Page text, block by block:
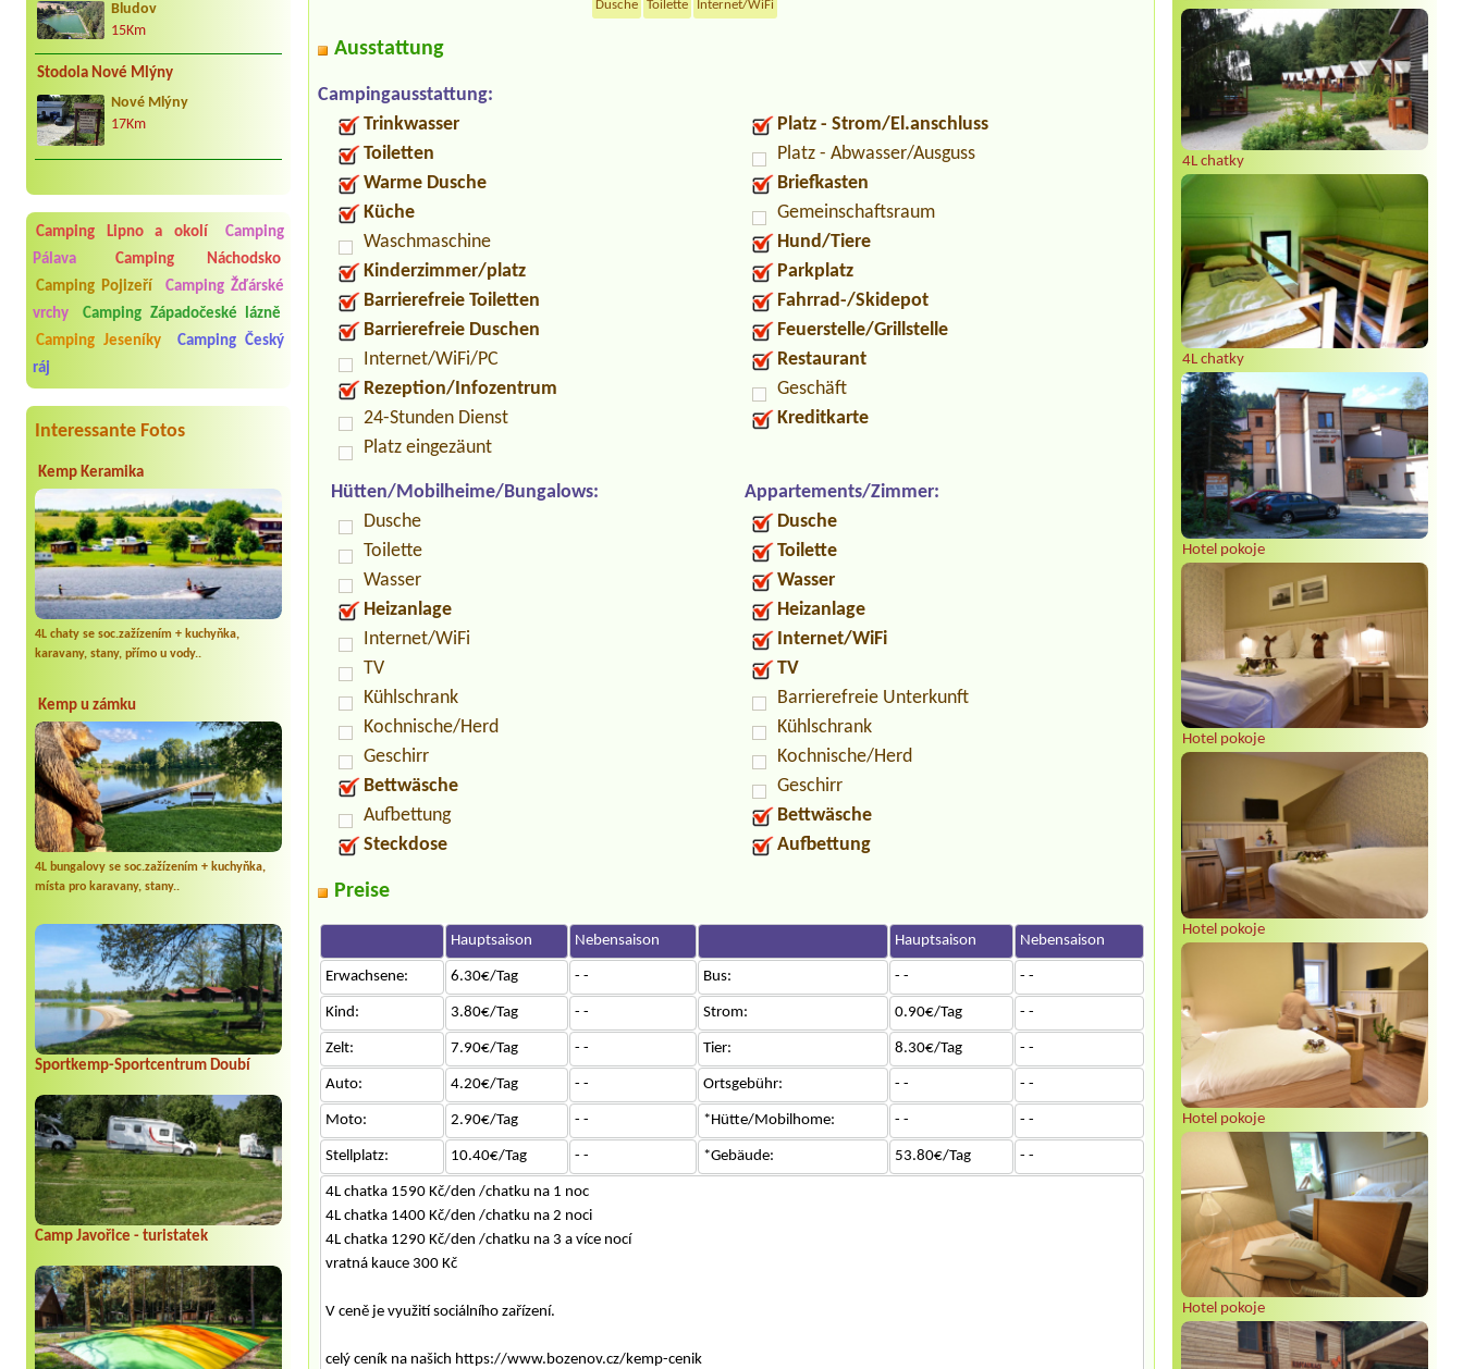
Bludov
15Km
Stodola Nové Mlýny
Nové Mlýny
17Km
Camping Lipno a okolí
Camping
Pálava
Camping Náchodsko
Camping Pojizeří
Camping Žďárské
vrchy
Camping Západočeské lázně
Camping Jeseníky
Camping Český
ráj
Interessante Fotos
Kemp Keramika
4L chaty se soc.zažízením + kuchyňka,
karavany, stany, přímo u vody..
Kemp u zámku
4L bungalovy se soc.zažízením + kuchyňka,
místa pro karavany, stany..
Sportkemp-Sportcentrum Doubí
Camp Javořice - turistatek
4L chatky
4L chatky
Hotel pokoje
Hotel pokoje
Hotel pokoje
Hotel pokoje
Hotel pokoje
Dusche Toilette Internet/WiFi
Ausstattung
Campingausstattung:
Trinkwasser
Toiletten
Warme Dusche
Küche
Waschmaschine
Kinderzimmer/platz
Barrierefreie Toiletten
Barrierefreie Duschen
Internet/WiFi/PC
Rezeption/Infozentrum
24-Stunden Dienst
Platz eingezäunt
Platz - Strom/El.anschluss
Platz - Abwasser/Ausguss
Briefkasten
Gemeinschaftsraum
Hund/Tiere
Parkplatz
Fahrrad-/Skidepot
Feuerstelle/Grillstelle
Restaurant
Geschäft
Kreditkarte
Hütten/Mobilheime/Bungalows:
Dusche
Toilette
Wasser
Heizanlage
Internet/WiFi
TV
Kühlschrank
Kochnische/Herd
Geschirr
Bettwäsche
Aufbettung
Steckdose
Appartements/Zimmer:
Dusche
Toilette
Wasser
Heizanlage
Internet/WiFi
TV
Barrierefreie Unterkunft
Kühlschrank
Kochnische/Herd
Geschirr
Bettwäsche
Aufbettung
Preise
Hauptsaison Nebensaison Hauptsaison Nebensaison
Erwachsene: 6.30€/Tag - - Bus: - - - -
Kind: 3.80€/Tag - - Strom: 0.90€/Tag - -
Zelt: 7.90€/Tag - - Tier: 8.30€/Tag - -
Auto: 4.20€/Tag - - Ortsgebühr: - - - -
Moto: 2.90€/Tag - - *Hütte/Mobilhome: - - - -
Stellplatz: 10.40€/Tag - - *Gebäude: 53.80€/Tag - -
4L chatka 1590 Kč/den /chatku na 1 noc
4L chatka 1400 Kč/den /chatku na 2 noci
4L chatka 1290 Kč/den /chatku na 3 a více nocí
vratná kauce 300 Kč
V ceně je využití sociálního zařízení.
celý ceník na našich https://www.bozenov.cz/kemp-cenik